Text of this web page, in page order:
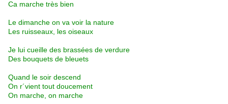
Ca marche très bien
Le dimanche on va voir la nature
Les ruisseaux, les oiseaux
Je lui cueille des brassées de verdure
Des bouquets de bleuets
Quand le soir descend
On r´vient tout doucement
On marche, on marche